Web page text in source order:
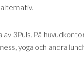
3Puls. På
yoga och andra